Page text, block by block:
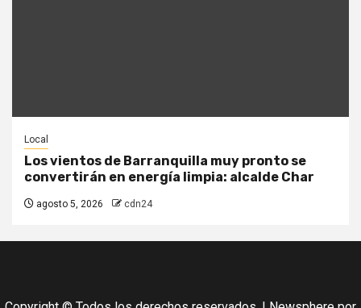
Local
Los vientos de Barranquilla muy pronto se
convertirán en energía limpia: alcalde Char
agosto 5, 2026 cdn24